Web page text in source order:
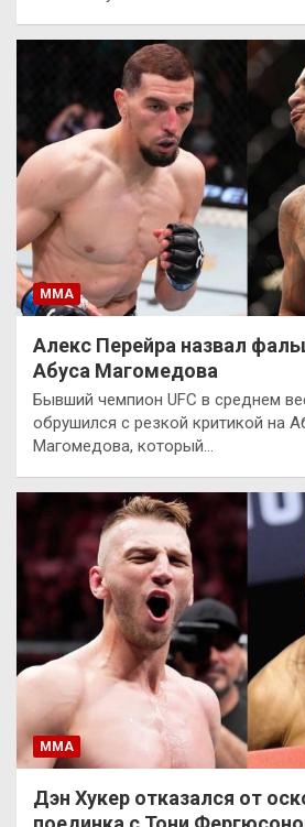
ММА
Алекс Перейра назвал
Абуса Магомедова
Бывший чемпион UFC в среднем
обрушился с резкой критикой на
Магомедова, который…
ММА
Дэн Хукер отказался от